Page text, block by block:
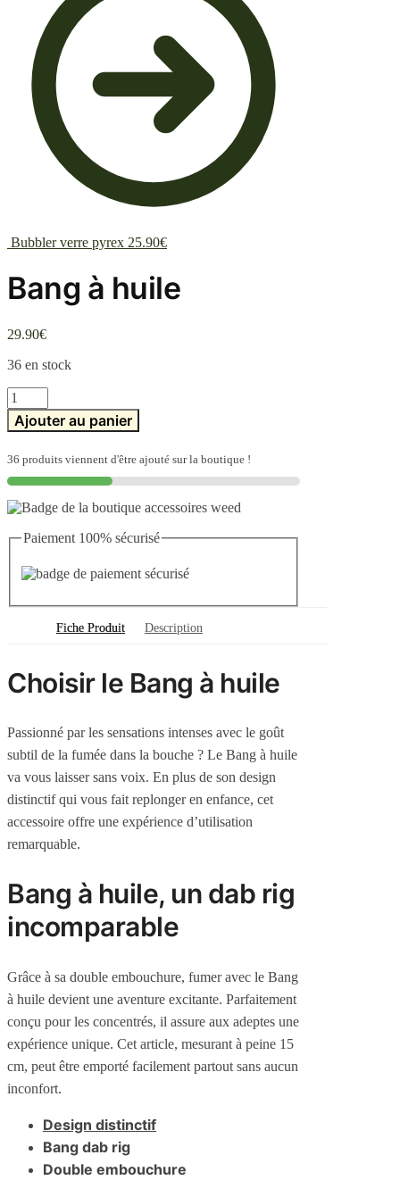
Bubbler verre pyrex 25.90€
Bang à huile
29.90€
36 en stock
quantité
de
Bang
huile
Ajouter au panier
36 produits viennent d'être ajouté sur la boutique !
Paiement 100% sécurisé
Fiche Produit Description
Choisir le Bang à huile
Passionné par les sensations intenses avec le goût
subtil de la fumée dans la bouche ? Le Bang à huile
va vous laisser sans voix. En plus de son design
distinctif qui vous fait replonger en enfance, cet
accessoire offre une expérience d’utilisation
remarquable.
Bang à huile, un dab rig
incomparable
Grâce à sa double embouchure, fumer avec le Bang
à huile devient une aventure excitante. Parfaitement
conçu pour les concentrés, il assure aux adeptes une
expérience unique. Cet article, mesurant à peine 15
cm, peut être emporté facilement partout sans aucun
inconfort.
Design distinctif
Bang dab rig
Double embouchure